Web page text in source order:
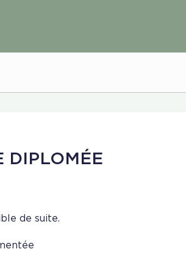
DIPLOMÉE
de suite.